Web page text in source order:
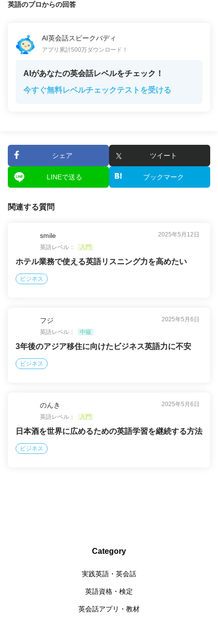
英語のプロからの回答
AI英会話スピークバディ
アプリ累計500万ダウンロード！
AIがあなたの英会話レベルをチェック！
今すぐ無料レベルチェックテストを受ける
シェア ツイート
LINEで送る ブックマーク
関連する質問
smile
2025年5月12日
英語レベル：
入門
ホテル業務で使える英語リスニング力を高めたい
ビジネス
フジ
2025年5月6日
英語レベル：
中級
3年後のアジア移住に向けたビジネス英語力に不安
ビジネス
のんき
2025年5月6日
英語レベル：
入門
日本酒を世界に広めるための英語学習を継続する方法
ビジネス
Category
実践英語・英会話
英語資格・検定
英会話アプリ・教材